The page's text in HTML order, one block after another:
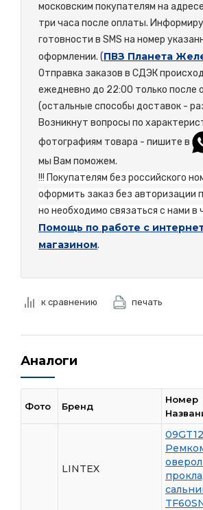
московским покупателям на
три часа после оплаты.
готовности в SMS на номер
оформлении. (ПВЗ Планета
Отправка заказов в СДЭК
ежедневно до 22:00 только после
(остальные способы доставок -
Возникнут вопросы по
фотографиям товара - пишите в
мы Вам поможем.
!!! Покупателям без российского
оформить заказ без авторизации
но необходимо связаться с нами в
Помощь по работе с
магазином.
к сравнению печать
Аналоги
Фото Бренд
Номер
LINTEX